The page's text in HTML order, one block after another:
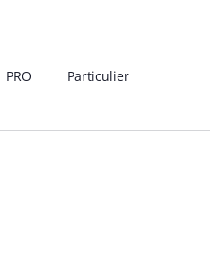
PRO Particulier